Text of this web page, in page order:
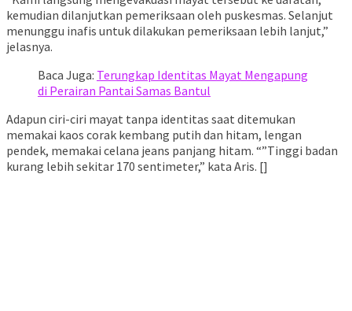
kemudian dilanjutkan pemeriksaan oleh puskesmas. Selanjut
menunggu inafis untuk dilakukan pemeriksaan lebih lanjut,”
jelasnya.
Baca Juga: Terungkap Identitas Mayat Mengapung
di Perairan Pantai Samas Bantul
Adapun ciri-ciri mayat tanpa identitas saat ditemukan
memakai kaos corak kembang putih dan hitam, lengan
pendek, memakai celana jeans panjang hitam. “”Tinggi badan
kurang lebih sekitar 170 sentimeter,” kata Aris. []